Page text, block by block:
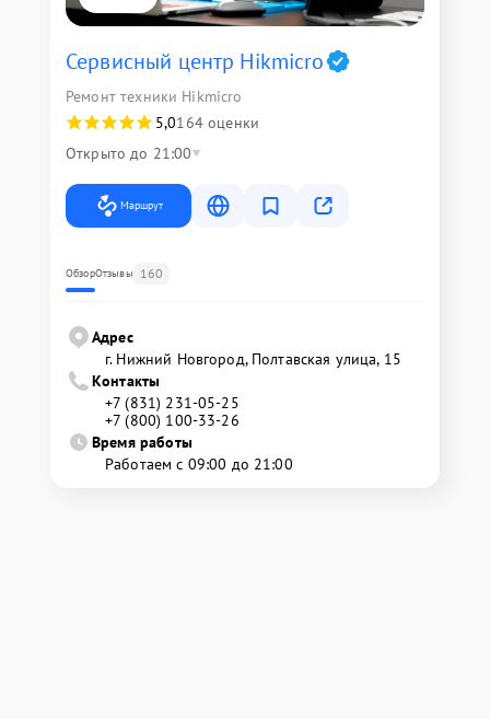
Сервисный центр Hikmicro
Ремонт техники Hikmicro
5,0164 оценки
Открыто до 21:00
Маршрут
ОбзорОтзывы 160
Адрес
г. Нижний Новгород, Полтавская улица, 15
Контакты
+7 (831) 231-05-25
+7 (800) 100-33-26
Время работы
Работаем с 09:00 до 21:00